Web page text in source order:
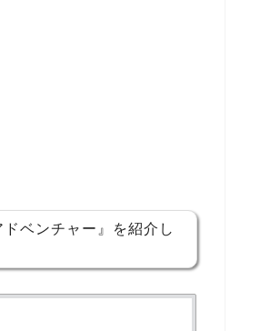
ベンチャー』を紹介し